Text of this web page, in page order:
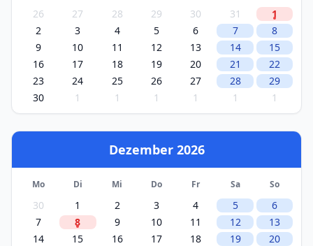
26 27 28 29 30 31
1
2
3 4 5 6 7
8
9
10 11 12 13 14
15
16
17 18 19 20 21
22
23
24 25 26 27 28
29
30
1 1 1 1 1 1
Dezember 2026
Mo Di Mi Do Fr Sa So
30 1 2 3 4 5
6
7
8 9 10 11 12
13
14
15 16 17 18 19
20